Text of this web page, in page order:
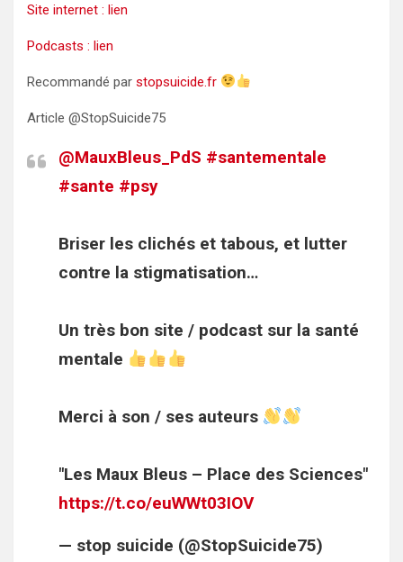
Site internet : lien
Podcasts : lien
Recommandé par stopsuicide.fr
Article @StopSuicide75
@MauxBleus_PdS #santementale
#sante #psy
Briser les clichés et tabous, et lutter
contre la stigmatisation…
Un très bon site / podcast sur la santé
mentale
Merci à son / ses auteurs
"Les Maux Bleus – Place des Sciences"
https://t.co/euWWt03IOV
— stop suicide (@StopSuicide75)